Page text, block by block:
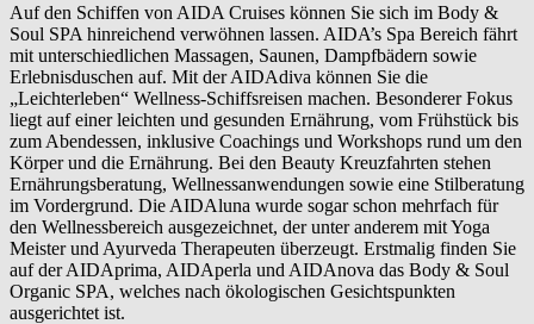
Auf den Schiffen von AIDA Cruises können Sie sich im Body &
Soul SPA hinreichend verwöhnen lassen. AIDA’s Spa Bereich fährt
mit unterschiedlichen Massagen, Saunen, Dampfbädern sowie
Erlebnisduschen auf. Mit der AIDAdiva können Sie die
„Leichterleben“ Wellness-Schiffsreisen machen. Besonderer Fokus
liegt auf einer leichten und gesunden Ernährung, vom Frühstück bis
zum Abendessen, inklusive Coachings und Workshops rund um den
Körper und die Ernährung. Bei den Beauty Kreuzfahrten stehen
Ernährungsberatung, Wellnessanwendungen sowie eine Stilberatung
im Vordergrund. Die AIDAluna wurde sogar schon mehrfach für
den Wellnessbereich ausgezeichnet, der unter anderem mit Yoga
Meister und Ayurveda Therapeuten überzeugt. Erstmalig finden Sie
auf der AIDAprima, AIDAperla und AIDAnova das Body & Soul
Organic SPA, welches nach ökologischen Gesichtspunkten
ausgerichtet ist.